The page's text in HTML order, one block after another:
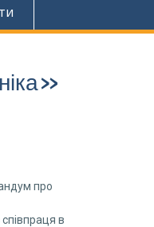
про
в